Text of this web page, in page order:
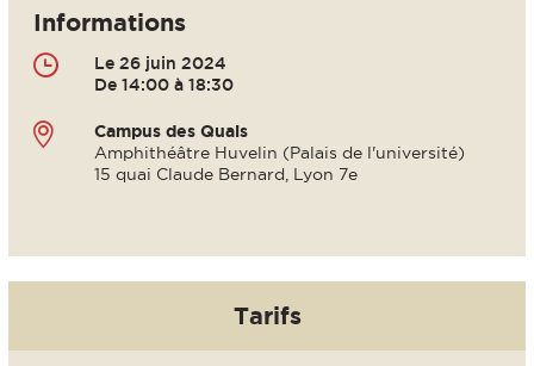
Informations
Le 26 juin 2024
De 14:00 à 18:30
Campus des Quais
Amphithéâtre Huvelin (Palais de l'université)
15 quai Claude Bernard, Lyon 7e
Tarifs